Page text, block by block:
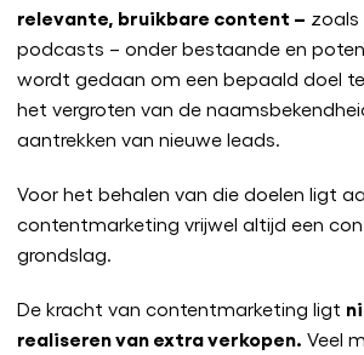
relevante, bruikbare content – zoals
podcasts – onder bestaande en
wordt gedaan om een bepaald doel
het vergroten van de
aantrekken van nieuwe leads.
Voor het behalen van die doelen ligt
contentmarketing vrijwel altijd een
grondslag.
De kracht van contentmarketing ligt
realiseren van extra verkopen. Veel